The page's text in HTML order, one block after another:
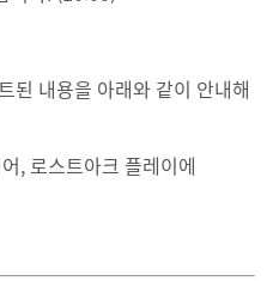
된 내용을 아래와 같이 안내해
, 로스트아크 플레이에